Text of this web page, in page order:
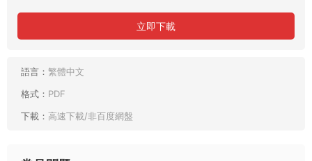
立即下載
語言： 繁體中文
格式： PDF
下載： 高速下載/非百度網盤